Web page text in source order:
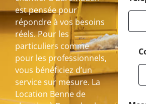
est pensée pour
répondre à vos besoins
réels. Pour les
particuliers comme
pour les professionnels,
vous bénéficiez d’un
service sur mesure. La
Location Benne de